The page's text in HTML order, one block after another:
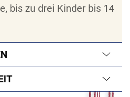
bis zu drei Kinder bis 14